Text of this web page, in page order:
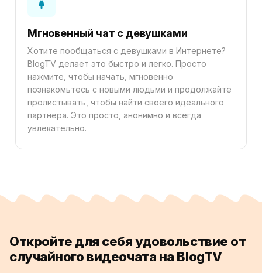
Мгновенный чат с девушками
Хотите пообщаться с девушками в Интернете?
BlogTV делает это быстро и легко. Просто
нажмите, чтобы начать, мгновенно
познакомьтесь с новыми людьми и продолжайте
пролистывать, чтобы найти своего идеального
партнера. Это просто, анонимно и всегда
увлекательно.
Откройте для себя удовольствие от
случайного видеочата на BlogTV